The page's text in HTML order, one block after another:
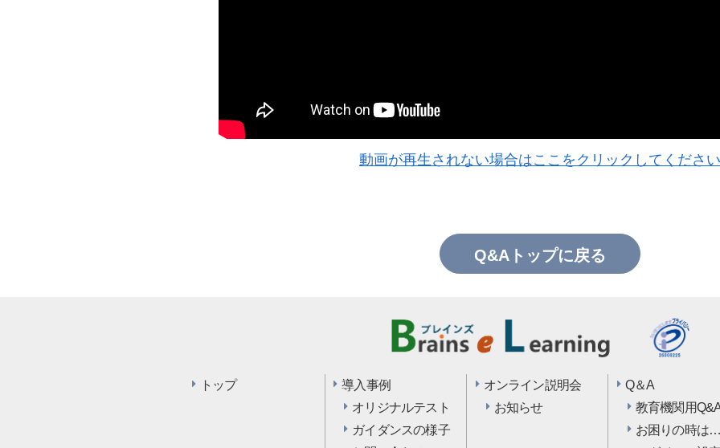
動画が再生されない場合はここをクリックしてください
Q&Aトップに戻る
トップ
導入事例
オリジナルテスト
ガイダンスの様子
オンライン説明会
お知らせ
Q＆A
教育機関用
お困りの時は